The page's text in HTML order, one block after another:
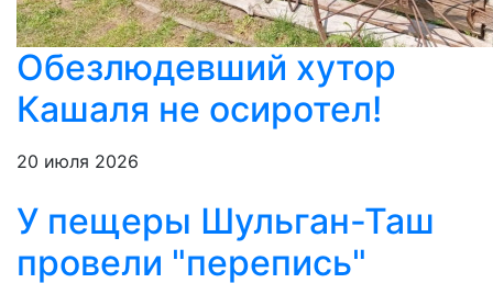
Обезлюдевший хутор
Кашаля не осиротел!
20 июля 2026
У пещеры Шульган-Таш
провели "перепись"